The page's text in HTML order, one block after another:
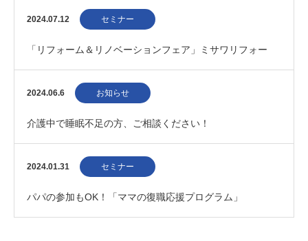
３つのポイント」阪神梅田本店 20240820
2024.07.12 セミナー
「リフォーム＆リノベーションフェア」ミサワリフォー
ム 20240720
2024.06.6 お知らせ
介護中で睡眠不足の方、ご相談ください！
2024.01.31 セミナー
パパの参加もOK！「ママの復職応援プログラム」